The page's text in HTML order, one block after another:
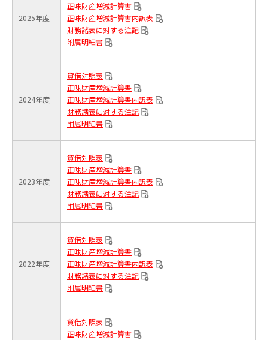
2025年度
正味財産増減計算書
正味財産増減計算書内訳表
財務諸表に対する注記
附属明細書
2024年度
貸借対照表
正味財産増減計算書
正味財産増減計算書内訳表
財務諸表に対する注記
附属明細書
2023年度
貸借対照表
正味財産増減計算書
正味財産増減計算書内訳表
財務諸表に対する注記
附属明細書
2022年度
貸借対照表
正味財産増減計算書
正味財産増減計算書内訳表
財務諸表に対する注記
附属明細書
貸借対照表
正味財産増減計算書